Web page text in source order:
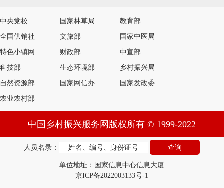
中央党校 国家林草局 教育部
全国供销社 文旅部 国家中医局
特色小镇网 财政部 中宣部
科技部 生态环境部 乡村振兴局
自然资源部 国家网信办 国家发改委
农业农村部
中国乡村振兴服务网版权所有 © 1999-2022
人员名录：
单位地址：国家信息中心信息大厦
京ICP备2022003133号-1